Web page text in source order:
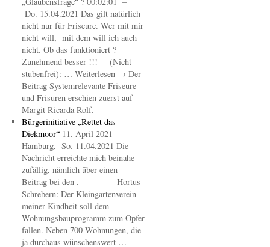
Do. 15.04.2021 Das gilt natürlich
nicht nur für Friseure. Wer mit mir
nicht will, mit dem will ich auch
nicht. Ob das funktioniert ?
Zunehmend besser !!! – (Nicht
stubenfrei): … Weiterlesen → Der
Beitrag Systemrelevante Friseure
und Frisuren erschien zuerst auf
Margit Ricarda Rolf.
Bürgerinitiative „Rettet das
Diekmoor“ 11. April 2021
Hamburg, So. 11.04.2021 Die
Nachricht erreichte mich beinahe
zufällig, nämlich über einen
Beitrag bei den . Hortus-
Schrebern: Der Kleingartenverein
meiner Kindheit soll dem
Wohnungsbauprogramm zum Opfer
fallen. Neben 700 Wohnungen, die
ja durchaus wünschenswert …